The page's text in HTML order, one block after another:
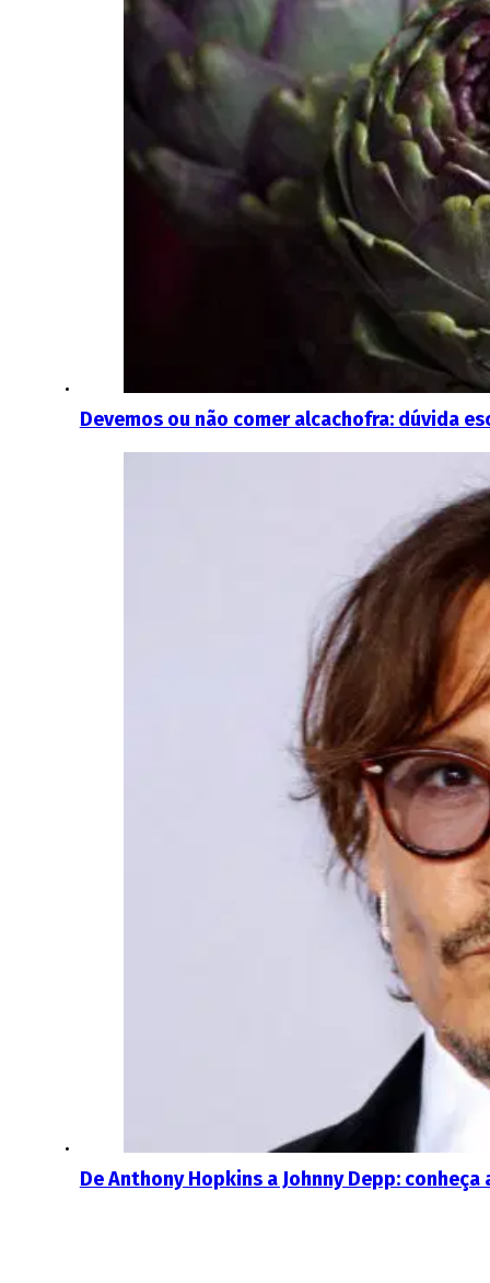
Devemos ou não comer alcachofra: dúvida
De Anthony Hopkins a Johnny Depp: